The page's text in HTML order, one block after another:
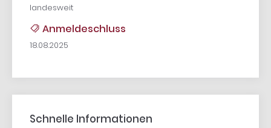
landesweit
Anmeldeschluss
18.08.2025
Schnelle Informationen